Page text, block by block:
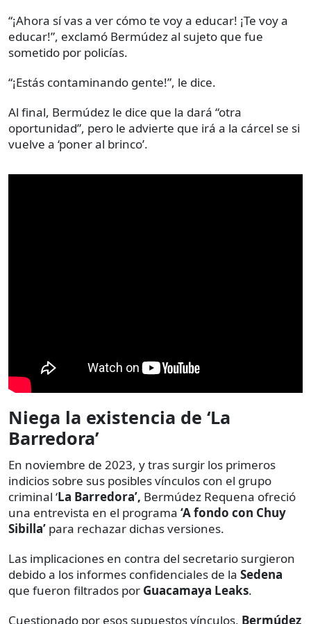
“¡Ahora sí vas a ver cómo te voy a educar! ¡Te voy a
educar!”, exclamó Bermúdez al sujeto que fue
sometido por policías.
“¡Estás contaminando gente!”, le dice.
Al final, Bermúdez le dice que la dará “otra
oportunidad”, pero le advierte que irá a la cárcel se si
vuelve a ‘poner al brinco’.
Niega la existencia de ‘La
Barredora’
En noviembre de 2023, y tras surgir los primeros
indicios sobre sus posibles vínculos con el grupo
criminal ‘La Barredora’, Bermúdez Requena ofreció
una entrevista en el programa ‘A fondo con Chuy
Sibilla’ para rechazar dichas versiones.
Las implicaciones en contra del secretario surgieron
debido a los informes confidenciales de la Sedena
que fueron filtrados por Guacamaya Leaks.
Cuestionado por esos supuestos vínculos, Bermúdez